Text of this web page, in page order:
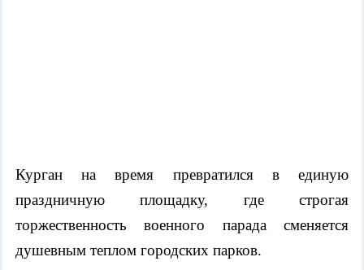
Курган на время превратился в единую
праздничную площадку, где строгая
торжественность военного парада сменяется
душевным теплом городских парков.